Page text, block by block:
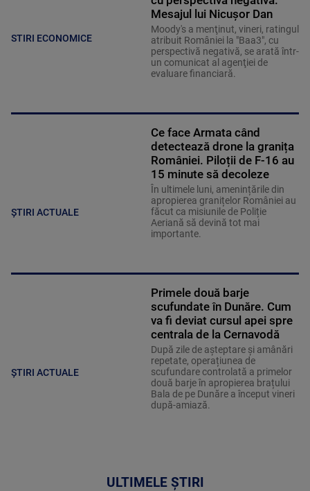
STIRI ECONOMICE
Mesajul lui Nicușor Dan
Moody's a menţinut, vineri, ratingul
atribuit României la "Baa3", cu
perspectivă negativă, se arată într-
un comunicat al agenţiei de
evaluare financiară.
ȘTIRI ACTUALE
Ce face Armata când
detectează drone la granița
României. Piloții de F-16 au
15 minute să decoleze
În ultimele luni, amenințările din
apropierea granițelor României au
făcut ca misiunile de Poliție
Aeriană să devină tot mai
importante.
ȘTIRI ACTUALE
Primele două barje
scufundate în Dunăre. Cum
va fi deviat cursul apei spre
centrala de la Cernavodă
După zile de așteptare și amânări
repetate, operațiunea de
scufundare controlată a primelor
două barje în apropierea brațului
Bala de pe Dunăre a început vineri
după-amiază.
ULTIMELE ȘTIRI